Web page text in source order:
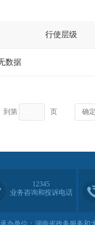
12345
业务咨询和投诉电话